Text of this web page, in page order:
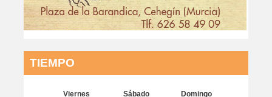
TIEMPO